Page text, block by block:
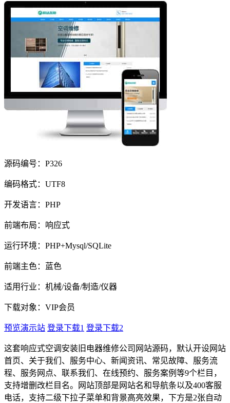
源码编号：P326
编码格式：UTF8
开发语言：PHP
前端布局：响应式
运行环境：PHP+Mysql/SQLite
前端主色：蓝色
适用行业：机械/设备/制造/仪器
下载对象：VIP会员
预览演示站 登录下载1 登录下载2
这套响应式空调安装旧电器维修公司网站源码，默认开设网站
首页、关于我们、服务中心、新闻资讯、常见故障、服务流
程、服务网点、联系我们、在线预约、服务案例等9个栏目，
支持增删改栏目名。网站顶部是网站名和导航条以及400客服
电话，支持二级下拉子菜单和背景高亮效果，下方是2张自动